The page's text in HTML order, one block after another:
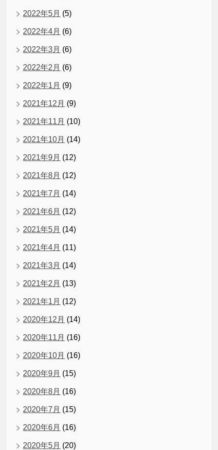
2022年5月 (5)
2022年4月 (6)
2022年3月 (6)
2022年2月 (6)
2022年1月 (9)
2021年12月 (9)
2021年11月 (10)
2021年10月 (14)
2021年9月 (12)
2021年8月 (12)
2021年7月 (14)
2021年6月 (12)
2021年5月 (14)
2021年4月 (11)
2021年3月 (14)
2021年2月 (13)
2021年1月 (12)
2020年12月 (14)
2020年11月 (16)
2020年10月 (16)
2020年9月 (15)
2020年8月 (16)
2020年7月 (15)
2020年6月 (16)
2020年5月 (20)